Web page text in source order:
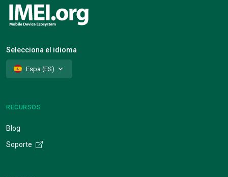
Selecciona el idioma
Espa (ES)
RECURSOS
Blog
Soporte